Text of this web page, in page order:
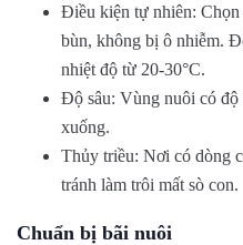
Điều kiện tự nhiên: Chọn
bùn, không bị ô nhiễm.
nhiệt độ từ 20-30°C.
Độ sâu: Vùng nuôi có độ
xuống.
Thủy triều: Nơi có dòng
tránh làm trôi mất sò con.
Chuẩn bị bãi nuôi